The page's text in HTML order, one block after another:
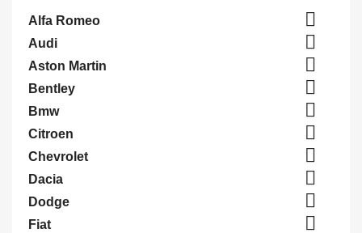
Alfa Romeo 
Audi 
Aston Martin 
Bentley 
Bmw 
Citroen 
Chevrolet 
Dacia 
Dodge 
Fiat 